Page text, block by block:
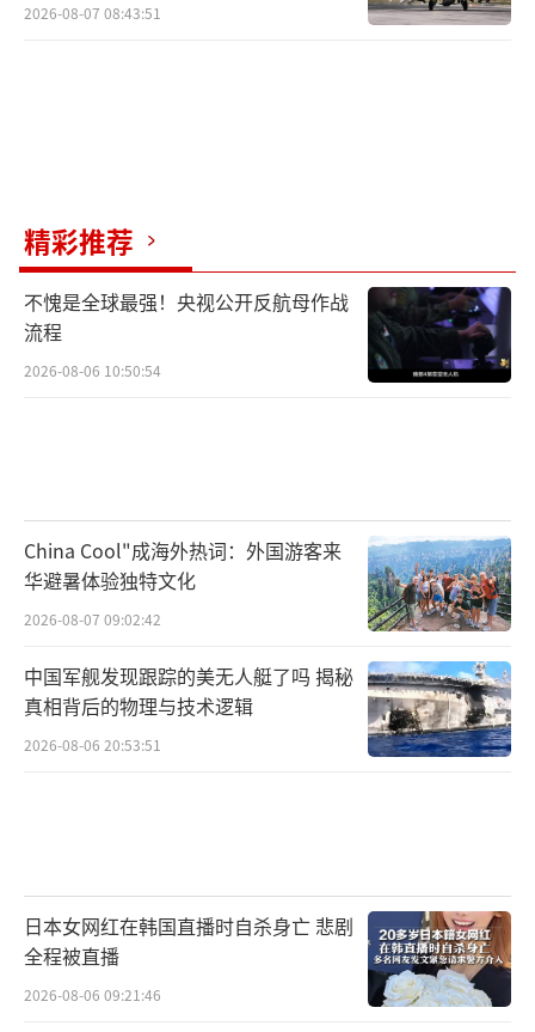
2026-08-07 08:43:51
精彩推荐
不愧是全球最强！央视公开反航母作战
流程
2026-08-06 10:50:54
China Cool"成海外热词：外国游客来
华避暑体验独特文化
2026-08-07 09:02:42
中国军舰发现跟踪的美无人艇了吗 揭秘
真相背后的物理与技术逻辑
2026-08-06 20:53:51
日本女网红在韩国直播时自杀身亡 悲剧
全程被直播
2026-08-06 09:21:46